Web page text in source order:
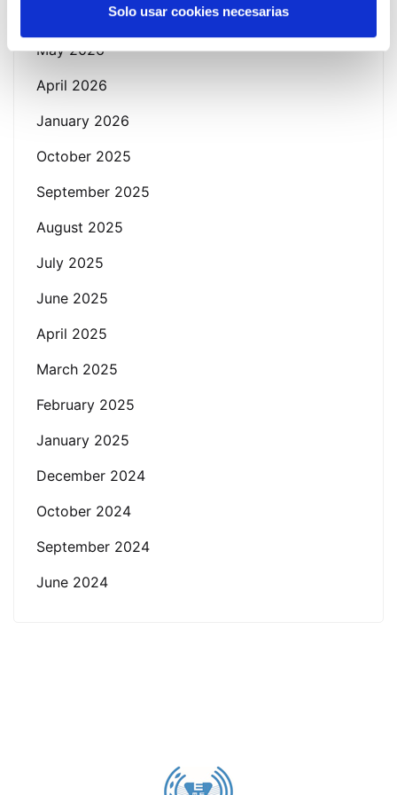
Solo usar cookies necesarias
May 2026
April 2026
January 2026
October 2025
September 2025
August 2025
July 2025
June 2025
April 2025
March 2025
February 2025
January 2025
December 2024
October 2024
September 2024
June 2024